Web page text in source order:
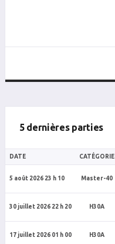
5 dernières parties
DATE CATÉGORIE
5 août 2026 23 h 10 Master-40
30 juillet 2026 22 h 20 H30A
17 juillet 2026 01 h 00 H30A